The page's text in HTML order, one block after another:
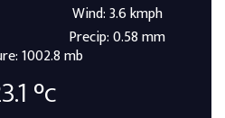
Wind: 3.6 kmph
Precip: 0.58 mm
1002.8 mb
°c